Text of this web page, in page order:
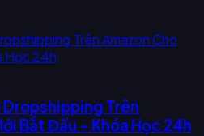
Dropshipping Trên
Bắt Đầu - Khóa Học 24h